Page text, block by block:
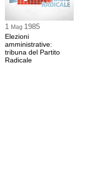
1 Mag 1985
Elezioni
amministrative:
tribuna del Partito
Radicale